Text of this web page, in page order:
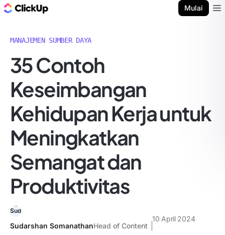
Mulai
MANAJEMEN SUMBER DAYA
35 Contoh
Keseimbangan
Kehidupan Kerja untuk
Meningkatkan
Semangat dan
Produktivitas
Sudarshan SomanathanHead of Content
10 April 2024